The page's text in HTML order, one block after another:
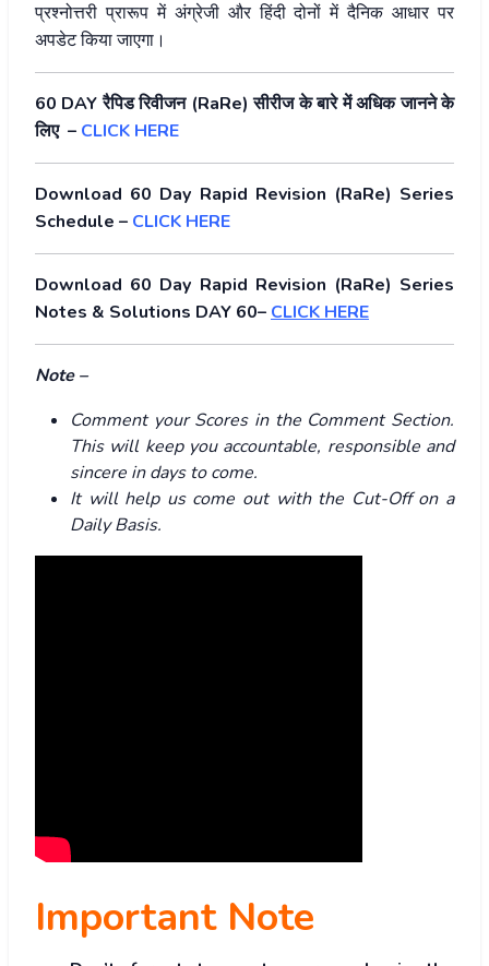
प्रश्नोत्तरी प्रारूप में अंग्रेजी और हिंदी दोनों में दैनिक आधार पर
अपडेट किया जाएगा।
60 DAY रैपिड रिवीजन (RaRe) सीरीज के बारे में अधिक जानने के
लिए – CLICK HERE
Download 60 Day Rapid Revision (RaRe) Series
Schedule – CLICK HERE
Download 60 Day Rapid Revision (RaRe) Series
Notes & Solutions DAY 60– CLICK HERE
Note –
Comment your Scores in the Comment Section.
This will keep you accountable, responsible and
sincere in days to come.
It will help us come out with the Cut-Off on a
Daily Basis.
Important Note